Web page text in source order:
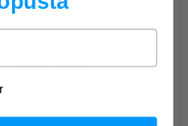
30 cm 39354